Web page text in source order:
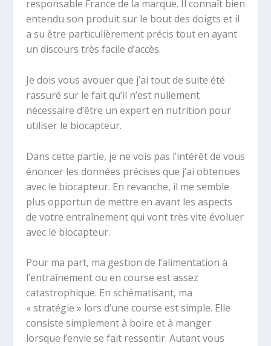
responsable France de la marque. Il connaît bien
entendu son produit sur le bout des doigts et il
a su être particulièrement précis tout en ayant
un discours très facile d’accès.
Je dois vous avouer que j’ai tout de suite été
rassuré sur le fait qu’il n’est nullement
nécessaire d’être un expert en nutrition pour
utiliser le biocapteur.
Dans cette partie, je ne vois pas l’intérêt de vous
énoncer les données précises que j’ai obtenues
avec le biocapteur. En revanche, il me semble
plus opportun de mettre en avant les aspects
de votre entraînement qui vont très vite évoluer
avec le biocapteur.
Pour ma part, ma gestion de l’alimentation à
l’entraînement ou en course est assez
catastrophique. En schématisant, ma
« stratégie » lors d’une course est simple. Elle
consiste simplement à boire et à manger
lorsque l’envie se fait ressentir. Autant vous